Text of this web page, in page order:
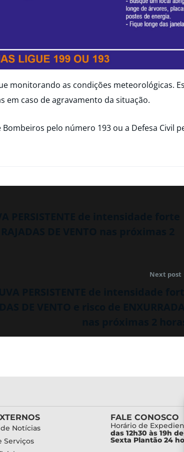
monitorando as condições meteorológicas.
em caso de agravamento da situação.
pelo número 193 ou a Defesa Civil
Next post
Notícias
Serviços
FALE CONOSCO
Horário de
das 12h30 às 19h
Sexta Plantão 24